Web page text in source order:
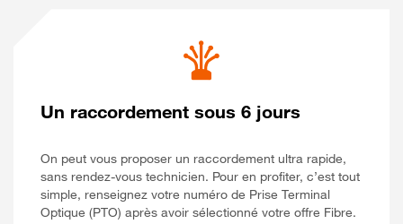
Un raccordement sous 6 jours
On peut vous proposer un raccordement ultra rapide,
sans rendez-vous technicien. Pour en profiter, c’est tout
simple, renseignez votre numéro de Prise Terminal
Optique (PTO) après avoir sélectionné votre offre Fibre.